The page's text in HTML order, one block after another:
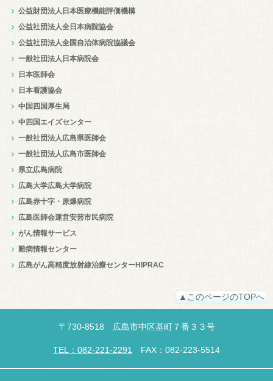
公益財団法人日本医療機能評価機構
公益社団法人全日本病院協会
公益社団法人全国自治体病院協議会
一般社団法人日本病院会
日本医師会
日本看護協会
中国四国厚生局
中四国エイズセンター
一般社団法人広島県医師会
一般社団法人広島市医師会
県立広島病院
広島大学広島大学病院
広島赤十字・原爆病院
広島医師会運営安芸市民病院
がん情報サービス
難病情報センター
広島がん高精度放射線治療センターHIPRAC
▲このページのTOPへ
〒 730-8518 広島市中区基町７番３３号
TEL：082-221-2291 FAX：082-223-5514